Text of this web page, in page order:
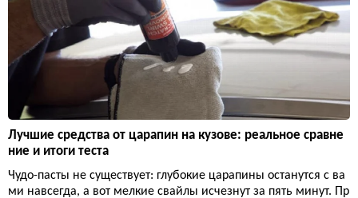
Лучшие средства от царапин на кузове: реальное сравне
ние и итоги теста
Чудо-пасты не существует: глубокие царапины останутся с ва
ми навсегда, а вот мелкие свайлы исчезнут за пять минут. Пр